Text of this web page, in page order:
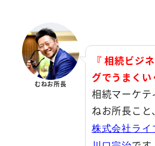
むねお所長
『 相続ビジ
グでうまくい
相続マーケ
ねお所長こと、
株式会社ラ